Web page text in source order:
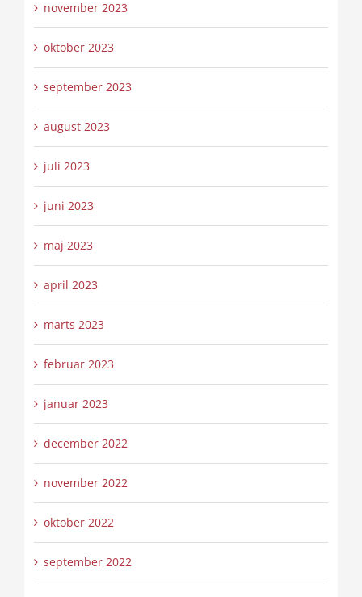
november 2023
oktober 2023
september 2023
august 2023
juli 2023
juni 2023
maj 2023
april 2023
marts 2023
februar 2023
januar 2023
december 2022
november 2022
oktober 2022
september 2022